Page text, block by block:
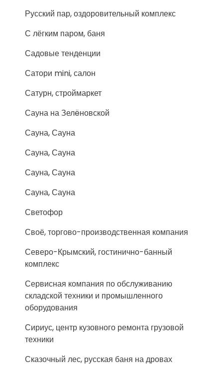
Русский пар, оздоровительный комплекс
С лёгким паром, баня
Садовые тенденции
Сатори mini, салон
Сатурн, строймаркет
Сауна на Зелëновской
Сауна, Сауна
Сауна, Сауна
Сауна, Сауна
Сауна, Сауна
Светофор
Своё, торгово-производственная компания
Северо-Крымский, гостинично-банный
комплекс
Сервисная компания по обслуживанию
складской техники и промышленного
оборудования
Сириус, центр кузовного ремонта грузовой
техники
Сказочный лес, русская баня на дровах